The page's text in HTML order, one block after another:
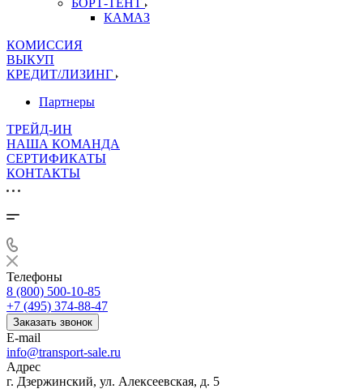
БОРТ-ТЕНТ
КАМАЗ
КОМИССИЯ
ВЫКУП
КРЕДИТ/ЛИЗИНГ
Партнеры
ТРЕЙД-ИН
НАША КОМАНДА
СЕРТИФИКАТЫ
КОНТАКТЫ
Телефоны
8 (800) 500-10-85
+7 (495) 374-88-47
Заказать звонок
E-mail
info@transport-sale.ru
Адрес
г. Дзержинский, ул. Алексеевская, д. 5